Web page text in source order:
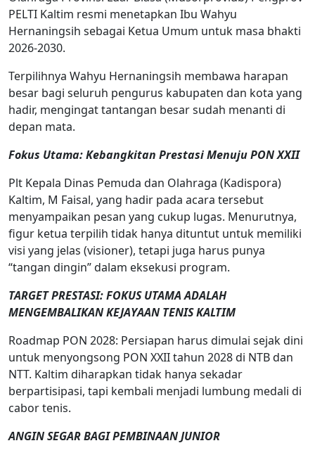
PELTI Kaltim resmi menetapkan Ibu Wahyu
Hernaningsih sebagai Ketua Umum untuk masa bhakti
2026-2030.
Terpilihnya Wahyu Hernaningsih membawa harapan
besar bagi seluruh pengurus kabupaten dan kota yang
hadir, mengingat tantangan besar sudah menanti di
depan mata.
Fokus Utama: Kebangkitan Prestasi Menuju PON XXII
Plt Kepala Dinas Pemuda dan Olahraga (Kadispora)
Kaltim, M Faisal, yang hadir pada acara tersebut
menyampaikan pesan yang cukup lugas. Menurutnya,
figur ketua terpilih tidak hanya dituntut untuk memiliki
visi yang jelas (visioner), tetapi juga harus punya
“tangan dingin” dalam eksekusi program.
TARGET PRESTASI: FOKUS UTAMA ADALAH
MENGEMBALIKAN KEJAYAAN TENIS KALTIM
Roadmap PON 2028: Persiapan harus dimulai sejak dini
untuk menyongsong PON XXII tahun 2028 di NTB dan
NTT. Kaltim diharapkan tidak hanya sekadar
berpartisipasi, tapi kembali menjadi lumbung medali di
cabor tenis.
ANGIN SEGAR BAGI PEMBINAAN JUNIOR